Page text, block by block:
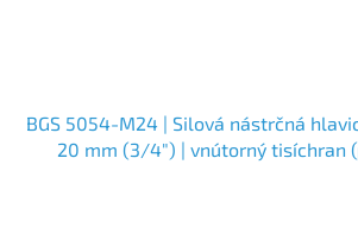
BGS 5054-M24 | Silová nástrčná
20 mm (3/4") | vnútorný tisíchran